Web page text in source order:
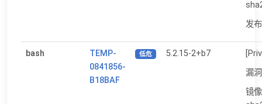
发
bash
TEMP-
0841856-
B18BAF
低危 5.2.15-2+b7
漏
镜